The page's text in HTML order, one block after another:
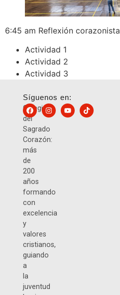
6:45 am Reflexión corazonista
Actividad 1
Actividad 2
Actividad 3
Colegio
del
Sagrado
Corazón:
más
de
200
años
formando
con
excelencia
y
valores
cristianos,
guiando
a
la
juventud
Síguenos en: